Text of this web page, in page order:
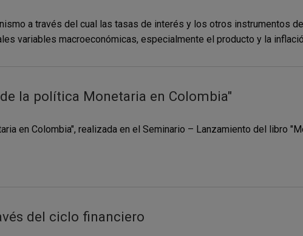
a través del cual las tasas de interés y los otros instrumentos
variables macroeconómicas, especialmente el producto y la
la política Monetaria en Colombia"
en Colombia", realizada en el Seminario – Lanzamiento del libro
del ciclo financiero